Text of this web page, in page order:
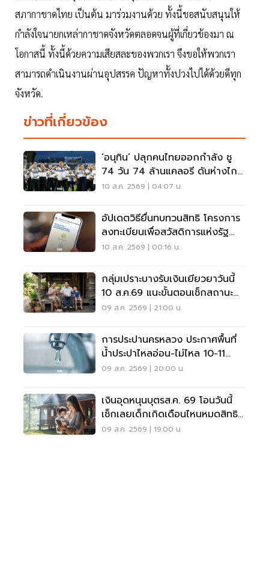
สภากาชาดไทย เป็นต้น มาร่วมงานด้วย ทั้งนี้ขอสนับสนุนให้
กำลังใจนายกเหล่ากาชาดจังหวัดตลอดจนผู้ที่เกี่ยวข้องมา ณ
โอกาสนี้ ทั้งนี้ด้วยความเสียสละของพวกเรา จึงขอให้พวกเรา
สามารถดำเนินงานผ่านอุปสรรค ปัญหาทั้งปวงไปได้ด้วยดีทุก
จังหวัด.
ข่าวที่เกี่ยวข้อง
‘อนุทิน’ ปลุกคนไทยออกกำลัง ชู
74 วัน 74 ล้านแคลอรี ดันห่างไกล
NCDs
10 ส.ค. 2569 | 04:07 น.
อัปเดตวิธียื่นทบทวนสิทธิ โครงการ
ลงทะเบียนเพื่อสวัสดิการแห่งรัฐ
2569 เช็คที่นี่
10 ส.ค. 2569 | 00:16 น.
กลุ่มเปราะบางรับเงินเยียวยาวันนี้
10 ส.ค.69 แนะขั้นตอนเช็กสถานะ
ผ่านแอปทางรัฐ
09 ส.ค. 2569 | 21:00 น.
การประปานครหลวง ประกาศพื้นที่
น้ำประปาไหลอ่อน-ไม่ไหล 10-11
ส.ค.นี้ อัปเดตที่นี่
09 ส.ค. 2569 | 20:00 น.
เงินอุดหนุนบุตรส.ค. 69 โอนวันนี้
เช็กเลยเด็กเกิดเดือนไหนหมดสิทธิ
รับเงินเยียวยา
09 ส.ค. 2569 | 19:00 น.